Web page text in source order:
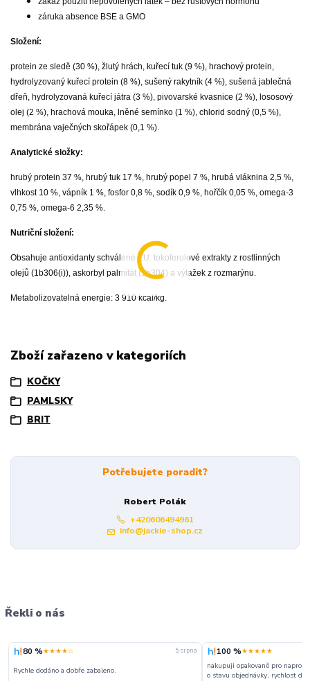
záruka absence BSE a GMO
Složení:
protein ze sledě (30 %), žlutý hrách, kuřecí tuk (9 %), hrachový protein,
hydrolyzovaný kuřecí protein (8 %), sušený rakytník (4 %), sušená jablečná
dřeň, hydrolyzovaná kuřecí játra (3 %), pivovarské kvasnice (2 %), lososový
olej (2 %), hrachová mouka, lněné semínko (1 %), chlorid sodný (0,5 %),
membrána vaječných skořápek (0,1 %).
Analytické složky:
hrubý protein 37 %, hrubý tuk 17 %, hrubý popel 7 %, hrubá vláknina 2,5 %,
vlhkost 10 %, vápník 1 %, fosfor 0,8 %, sodík 0,9 %, hořčík 0,05 %, omega-3
0,75 %, omega-6 2,35 %.
Nutriční složení:
Obsahuje antioxidanty schválené EU: tokoferolové extrakty z rostlinných
olejů (1b306(i)), askorbyl palmitát (1b304) a výtažek z rozmarýnu.
Metabolizovatelná energie: 3 910 kcal/kg.
Zboží zařazeno v kategoriích
KOČKY
PAMLSKY
BRIT
Potřebujete poradit?
Robert Polák
+420606494961
info@jackie-shop.cz
Řekli o nás
80 %★★★★☆ 5. srpna
Rychle dodáno a dobře zabaleno.
100 %★★★★★
nakupuji opakovaně pro
o stavu objednávky, rychlost